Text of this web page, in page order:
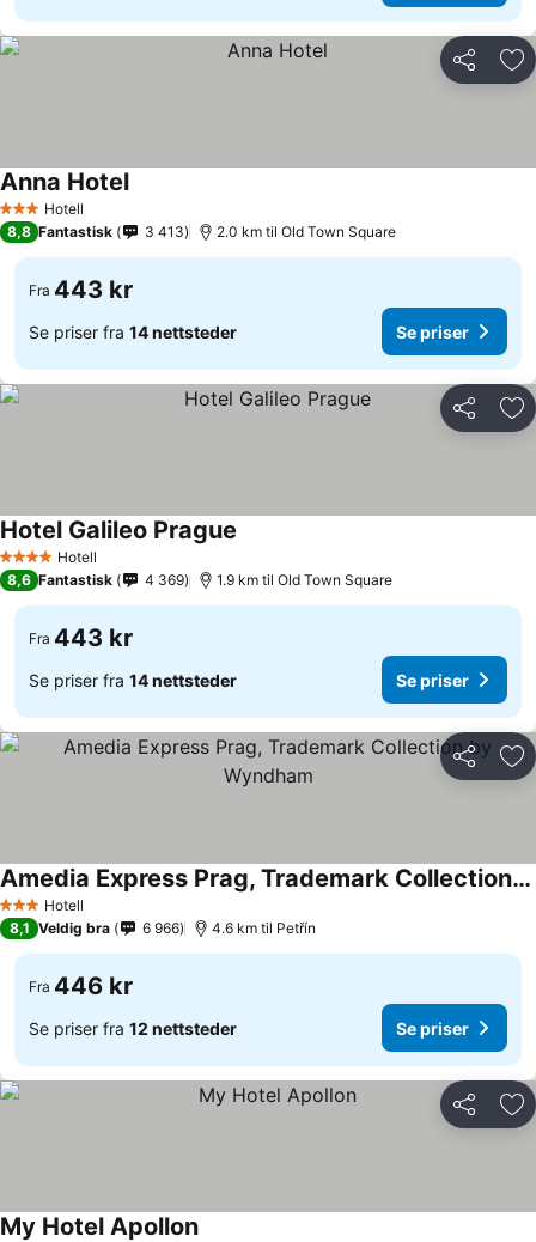
Del
3 StjernerHotell
Anna Hotel
8,8 Fantastisk 3 413 2.0 km til Old Town Square
Fra 443 kr
Se priser fra 14 nettsteder Se priser
Del
4 StjernerHotell
Hotel Galileo Prague
8,6 Fantastisk 4 369 1.9 km til Old Town Square
Fra 443 kr
Se priser fra 14 nettsteder Se priser
Del
3 StjernerHotell
Amedia Express Prag, Trademark Collection by Wyndham
8,1 Veldig bra 6 966 4.6 km til Petřín
Fra 446 kr
Se priser fra 12 nettsteder Se priser
Del
My Hotel Apollon